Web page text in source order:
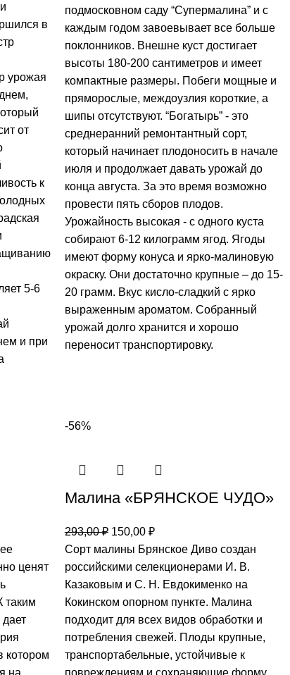
в
урожая
от
к
5-6
и при
подмосковном саду “Супермалина” и с
каждым годом завоевывает все больше
поклонников. Внешне куст достигает
высоты 180-200 сантиметров и имеет
компактные размеры. Побеги мощные и
пряморослые, междоузлия короткие, а
шипы отсутствуют. “Богатырь” - это
среднеранний ремонтантный сорт,
который начинает плодоносить в начале
июля и продолжает давать урожай до
конца августа. За это время возможно
провести пять сборов плодов.
Урожайность высокая - с одного куста
собирают 6-12 килограмм ягод. Ягоды
имеют форму конуса и ярко-малиновую
окраску. Они достаточно крупные – до 15-
20 грамм. Вкус кисло-сладкий с ярко
выраженным ароматом. Собранный
урожай долго хранится и хорошо
переносит транспортировку.
ценят
таким
котором
на
-56%
Малина «БРЯНСКОЕ ЧУДО»
293,00₽ 150,00 ₽
Сорт малины Брянское Диво создан
российскими селекционерами И. В.
Казаковым и С. Н. Евдокименко на
Кокинском опорном пункте. Малина
подходит для всех видов обработки и
потребления свежей. Плоды крупные,
транспортабельные, устойчивые к
повреждениям и сохраняющие форму.